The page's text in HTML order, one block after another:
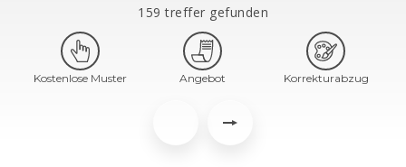
159 treffer gefunden
Kostenlose Muster Angebot Korrekturabzug